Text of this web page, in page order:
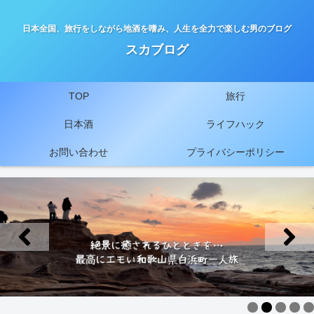
日本全国、旅行をしながら地酒を嗜み、人生を全力で楽しむ男のブログ
スカブログ
TOP 旅行
日本酒 ライフハック
お問い合わせ プライバシーポリシー